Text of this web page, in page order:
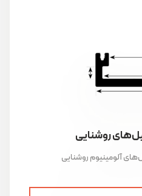
روشنایی
آلومینیوم روشنایی